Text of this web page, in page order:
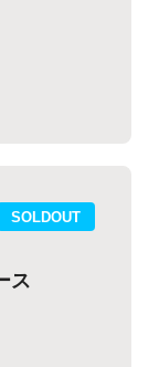
SOLDOUT
ス